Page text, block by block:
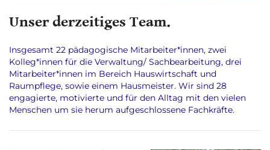
Unser derzeitiges Team.
Insgesamt 22 pädagogische Mitarbeiter*innen, zwei
Kolleg*innen für die Verwaltung/ Sachbearbeitung, drei
Mitarbeiter*innen im Bereich Hauswirtschaft und
Raumpflege, sowie einem Hausmeister. Wir sind 28
engagierte, motivierte und für den Alltag mit den vielen
Menschen um sie herum aufgeschlossene Fachkräfte.